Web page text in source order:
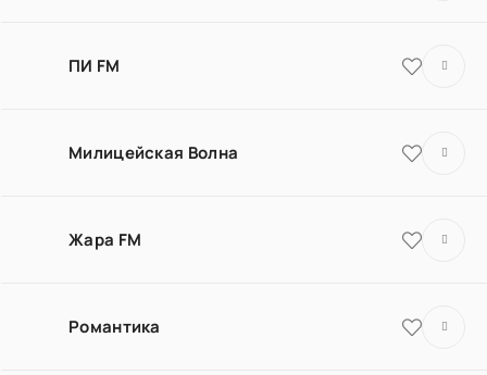
ПИ FM
Милицейская Волна
Жара FM
Романтика